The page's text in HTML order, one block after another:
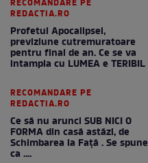
RECOMANDARE PE
REDACTIA.RO
Profetul Apocalipsei,
previziune cutremuratoare
pentru final de an. Ce se va
intampla cu LUMEA e TERIBIL
RECOMANDARE PE
REDACTIA.RO
Ce să nu arunci SUB NICI O
FORMA din casă astăzi, de
Schimbarea la Față . Se spune
ca ....